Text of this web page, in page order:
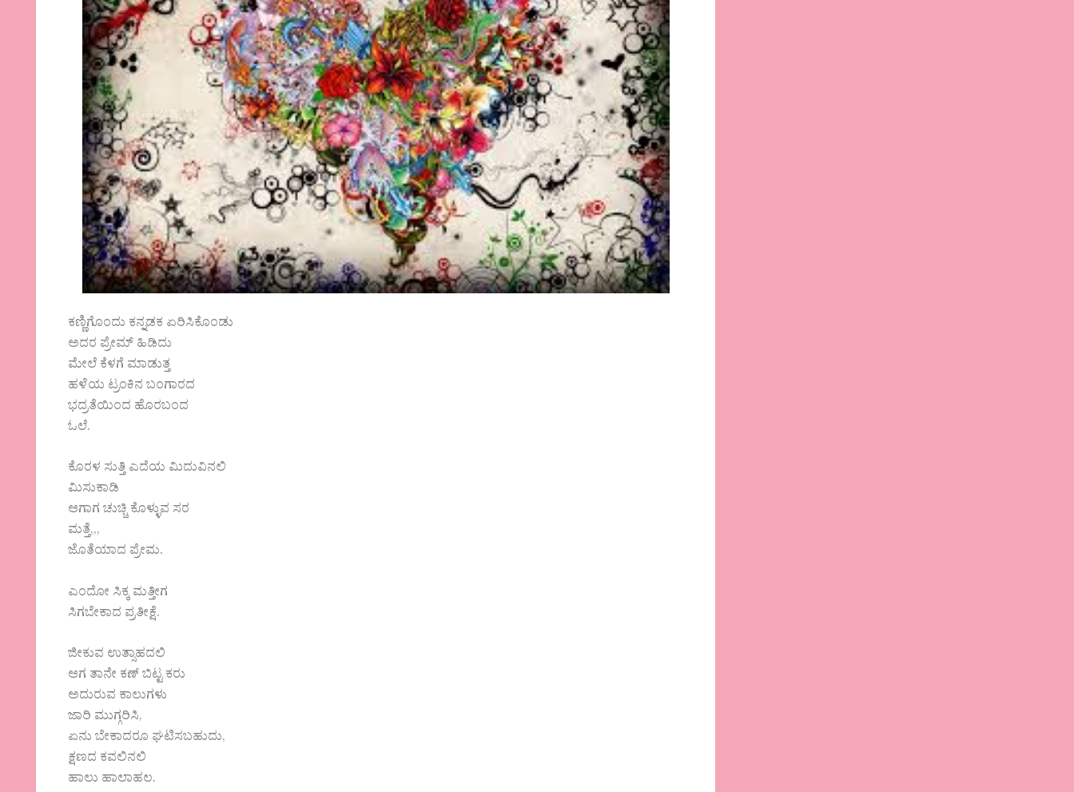
ಕಣ್ಣಿಗೊಂದು ಕನ್ನಡಕ ಏರಿಸಿಕೊಂಡು
ಅದರ ಪ್ರೇಮ್ ಹಿಡಿದು
ಮೇಲೆ ಕೆಳಗೆ ಮಾಡುತ್ತ
ಹಳೆಯ ಟ್ರಂಕಿನ ಬಂಗಾರದ
ಭದ್ರತೆಯಿಂದ ಹೊರಬಂದ
ಓಲೆ.
ಕೊರಳ ಸುತ್ತಿ ಎದೆಯ ಮಿದುವಿನಲಿ
ಮಿಸುಕಾಡಿ
ಆಗಾಗ ಚುಚ್ಚಿ ಕೊಳ್ಳುವ ಸರ
ಮತ್ತೆ,,,
ಜೊತೆಯಾದ ಪ್ರೇಮ.
ಎಂದೋ ಸಿಕ್ಕ ಮತ್ತೀಗ
ಸಿಗಬೇಕಾದ ಪ್ರತೀಕ್ಷೆ.
ಜೀಕುವ ಉತ್ಸಾಹದಲಿ
ಆಗ ತಾನೇ ಕಣ್ ಬಿಟ್ಟ ಕರು
ಅದುರುವ ಕಾಲುಗಳು
ಜಾರಿ ಮುಗ್ಗರಿಸಿ,
ಏನು ಬೇಕಾದರೂ ಘಟಿಸಬಹುದು,
ಕ್ಷಣದ ಕವಲಿನಲಿ
ಹಾಲು ಹಾಲಾಹಲ.